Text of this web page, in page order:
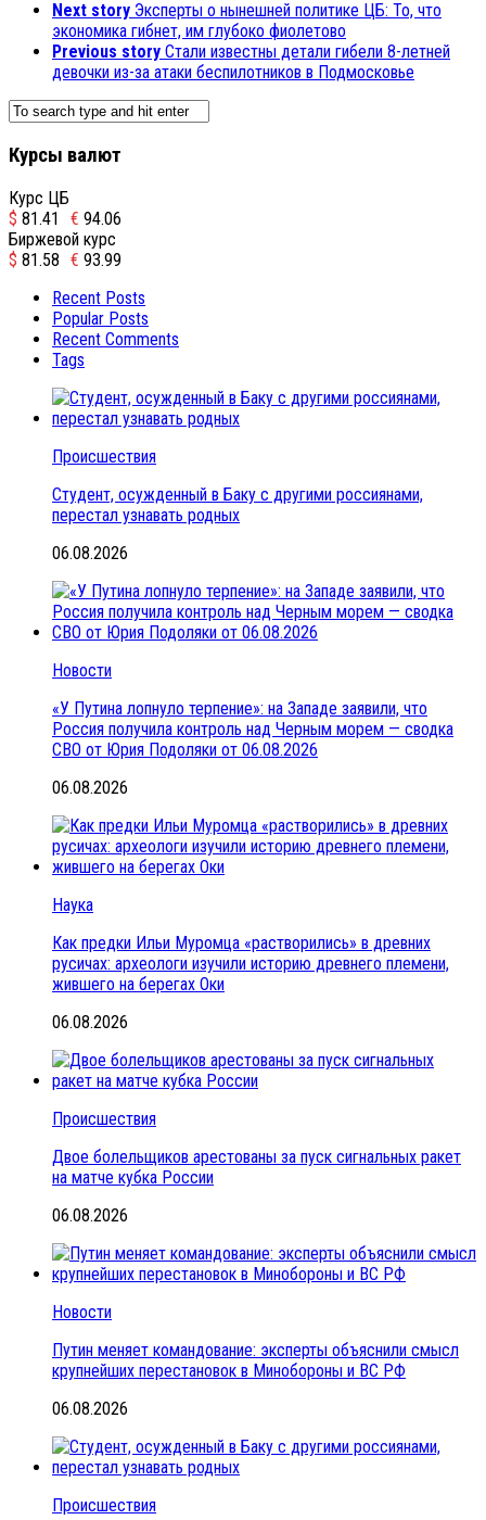
Next story Эксперты о нынешней политике ЦБ: То, что
экономика гибнет, им глубоко фиолетово
Previous story Стали известны детали гибели 8-летней
девочки из-за атаки беспилотников в Подмосковье
Курсы валют
Курс ЦБ
$ 81.41 € 94.06
Биржевой курс
$ 81.58 € 93.99
Recent Posts
Popular Posts
Recent Comments
Tags
Происшествия
Студент, осужденный в Баку с другими россиянами,
перестал узнавать родных
06.08.2026
Новости
«У Путина лопнуло терпение»: на Западе заявили, что
Россия получила контроль над Черным морем — сводка
СВО от Юрия Подоляки от 06.08.2026
06.08.2026
Наука
Как предки Ильи Муромца «растворились» в древних
русичах: археологи изучили историю древнего племени,
жившего на берегах Оки
06.08.2026
Происшествия
Двое болельщиков арестованы за пуск сигнальных ракет
на матче кубка России
06.08.2026
Новости
Путин меняет командование: эксперты объяснили смысл
крупнейших перестановок в Минобороны и ВС РФ
06.08.2026
Происшествия